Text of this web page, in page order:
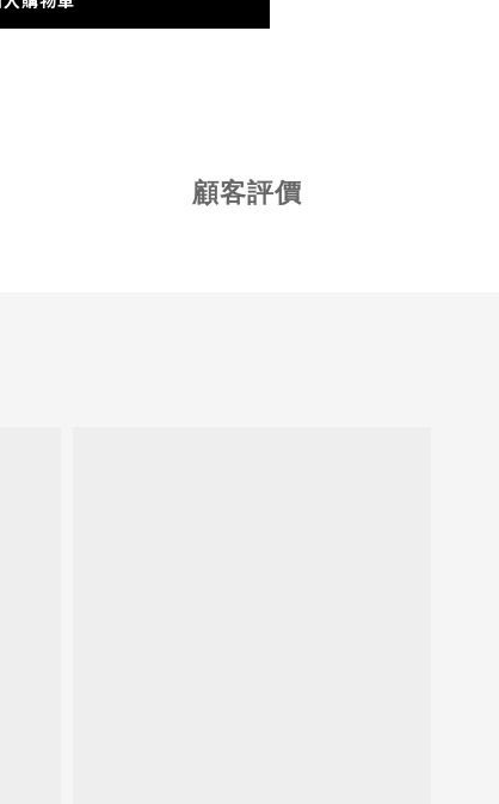
顧客評價